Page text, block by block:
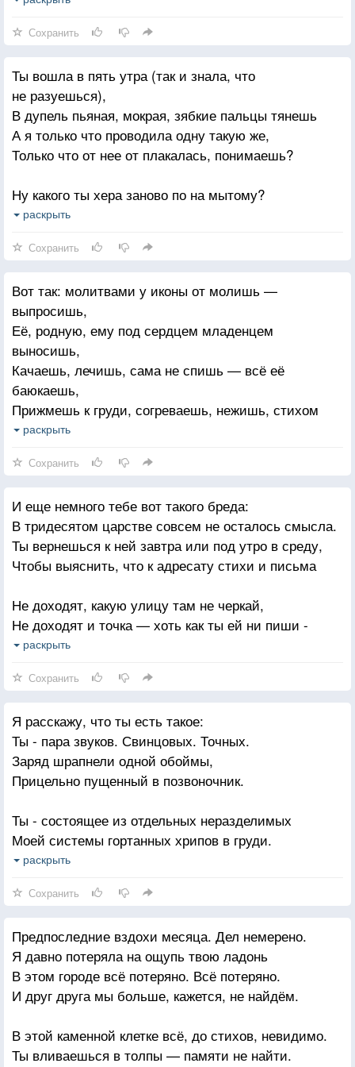
Сохранить
Ты вошла в пять утра (так и знала, что
не разуешься),
В дупель пьяная, мокрая, зябкие пальцы тянешь
А я только что проводила одну такую же,
Только что от нее от плакалась, понимаешь?
Ну какого ты хера заново по на мытому?
Я закрылась тремя ключами — тебе всё без толку,
Ты — то вечная, да. А меня — то лечить ведь
некому.
У меня без тебя что ни день — то круиз на задницу,
Я и так на плаву, как кирпич, из последних сил
Но теперь вот опять ставить чайник и нежно
скалиться:
«Ты вернулась, любовь», а кто тебя, б*ядь, просил!
раскрыть
Сохранить
Вот так: молитвами у иконы от молишь —
выпросишь,
Её, родную, ему под сердцем младенцем
выносишь,
Качаешь, лечишь, сама не спишь — всё её
баюкаешь,
Прижмешь к груди, согреваешь, нежишь, стихом
агукаешь,
Таишь от сглаза, толпы, от шума большого города,
Растишь ему её, растишь, пульсом хранишь под
воротом,
Она растет не по дням — по вздоху и по звонкам
его,
И вот глядишь — за спиною крылья к нему
А он посмотрит и не узнает. Уйдёт — как выстрелит
Твоя любовь для него — чужая. И в этом истина.
раскрыть
Сохранить
И еще немного тебе вот такого бреда:
В тридесятом царстве совсем не осталось смысла.
Ты вернешься к ней завтра или под утро в среду,
Чтобы выяснить, что к адресату стихи и письма
Не доходят, какую улицу там не черкай,
Не доходят и точка — хоть как ты ей ни пиши -
Почтальон, как обычно, печатает на конвертах:
Адресат переехал. И делать здесь больше нечего.
Ты опять воевал не по правилам. Не за тех.
Так бывает, когда по привычке бросаешь женщину,
А она тебе, вдруг, оказалась нужнее всех.
раскрыть
Сохранить
Я расскажу, что ты есть такое:
Ты - пара звуков. Свинцовых. Точных.
Заряд шрапнели одной обоймы,
Прицельно пущенный в позвоночник.
Ты - состоящее из отдельных неразделимых
Моей системы гортанных хрипов в груди.
Единый и верный смысл
Ты - траектория не возврата.
Укус, оставленный на предплечье.
Война, разбитая на стаккато дождя.
Ты голос. Автоответчик,
Ты есть мазок на глади его полотен,
Координата начала истин,
раскрыть
Сохранить
Предпоследние вздохи месяца. Дел немерено.
Я давно потеряла на ощупь твою ладонь
В этом городе всё потеряно. Всё потеряно.
И друг друга мы больше, кажется, не найдём.
В этой каменной клетке всё, до стихов, невидимо.
Ты вливаешься в толпы — памяти не найти.